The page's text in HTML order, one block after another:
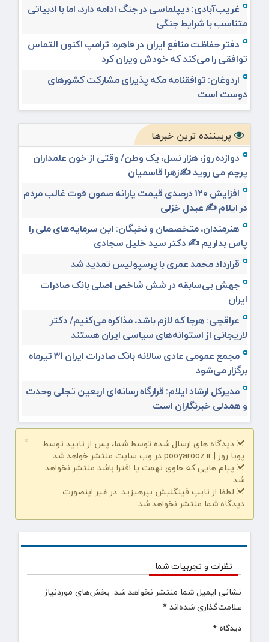
غریب‌آبادی: دیپلماسی در جنگ ادامه دارد، اما با ادبیاتی
متناسب با شرایط جنگی
دفتر حفاظت منافع ایران در قاهره: ترامپ اکنون التماس
توافقی را می‌کند که خودش ویران کرد
اردوغان: توافقنامه مکه پذیرای مشارکت کشورهای
دوست است
پربیننده ترین خبرها
دوازده روز، هزار نسل، یک وطن/ وقتی از خون علمداران
پرچم می روید ✍️زهرا قاسمیان
افزایش ۱۲۰ درصدی قیمت یارانه صمون قوت غالب مردم
در ایلام ✍️ عبدل خزلی
هنرمندان، متخصصان و نخبگان: این سرمایه‌های ملی را
پاس بداریم ✍️ دکتر سید خلیل سجادی
قرارداد محمد عمری با پرسپولیس تمدید شد
جهش بی‌سابقه در شش شاخص اصلی بانک صادرات
ایران
عراقچی: هرجا که لازم باشد، مذاکره می‌کنیم/ دکتر
لاریجانی از استوانه‌های سیاسی ایران هستند
مجمع عمومی عادی سالانه بانک صادرات ایران ۳۱ تیرماه
برگزار می‌شود
مدیرکل ارشاد ایلام: قرارگاه رسانه‌ای اربعین تجلی وحدت
و همدلی خبرنگاران است
×
دیدگاه های ارسال شده توسط شما، پس از تایید توسط
پویا روز | pooyarooz.ir در وب سایت منتشر خواهد شد
پیام هایی که حاوی تهمت یا افترا باشد منتشر نخواهد
شد.
لطفا از تایپ فینگلیش بپرهیزید. در غیر اینصورت
دیدگاه شما منتشر نخواهد شد.
نظرات و تجربیات شما
نشانی ایمیل شما منتشر نخواهد شد. بخش‌های موردنیاز
علامت‌گذاری شده‌اند*
دیدگاه *